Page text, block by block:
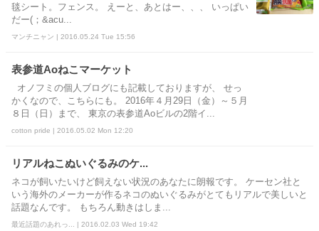
毯シート。フェンス。 えーと、あとはー、、、 いっぱい
だー(；&acu...
マンチニャン | 2016.05.24 Tue 15:56
表参道Aoねこマーケット
オノフミの個人ブログにも記載しておりますが、 せっ
かくなので、こちらにも。 2016年４月29日（金）～５月
８日（日）まで、 東京の表参道Aoビルの2階イ...
cotton pride | 2016.05.02 Mon 12:20
リアルねこぬいぐるみのケ...
ネコが飼いたいけど飼えない状況のあなたに朗報です。 ケーセン社と
いう海外のメーカーが作るネコのぬいぐるみがとてもリアルで美しいと
話題なんです。 もちろん動きはしま...
最近話題のあれっ... | 2016.02.03 Wed 19:42